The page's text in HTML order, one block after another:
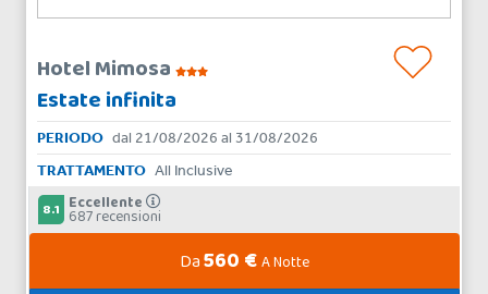
Hotel Mimosa
Estate infinita
PERIODO dal 21/08/2026 al 31/08/2026
TRATTAMENTO All Inclusive
8.1 Eccellente
687 recensioni
Da560 €A Notte